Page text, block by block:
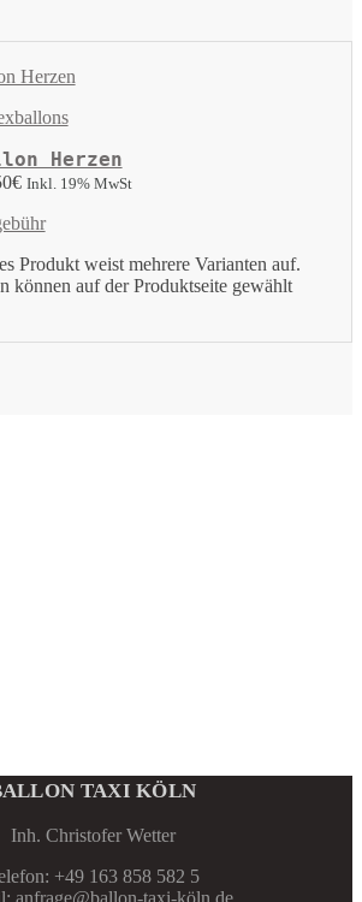
Herzen
€ Inkl. 19% MwSt
Produkt weist mehrere Varianten auf.
können auf der Produktseite gewählt
TAXI KÖLN
Inh. Christofer Wetter
+49 163 858 582 5